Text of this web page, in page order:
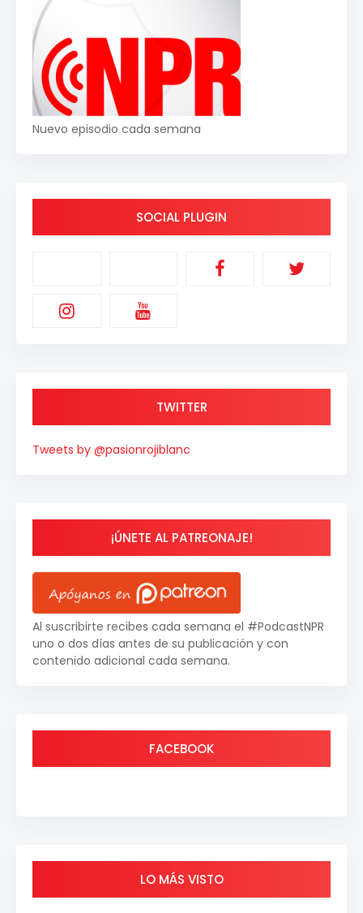
Nuevo episodio cada semana
SOCIAL PLUGIN
TWITTER
Tweets by @pasionrojiblanc
¡ÚNETE AL PATREONAJE!
Al suscribirte recibes cada semana el #PodcastNPR
uno o dos días antes de su publicación y con
contenido adicional cada semana.
FACEBOOK
LO MÁS VISTO